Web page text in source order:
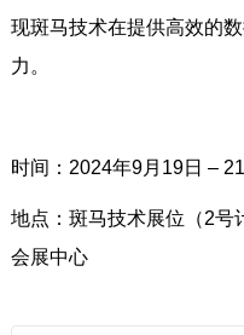
现斑马技术在提供高效的
力。
时间：2024年9月19日 –
地点：斑马技术展位（2号
会展中心